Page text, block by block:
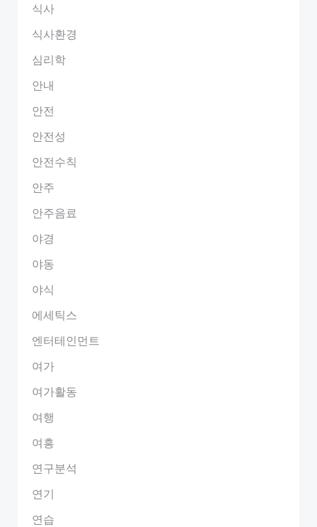
식사
식사환경
심리학
안내
안전
안전성
안전수칙
안주
안주음료
야경
야동
야식
에세틱스
엔터테인먼트
여가
여가활동
여행
여흥
연구분석
연기
연습